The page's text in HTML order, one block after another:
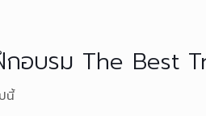
อบรม The Best
นี้